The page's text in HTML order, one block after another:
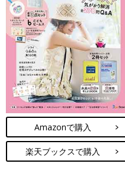
Amazonで購入
楽天ブックスで購入